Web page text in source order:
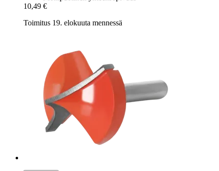
10,49 €
Toimitus 19. elokuuta mennessä